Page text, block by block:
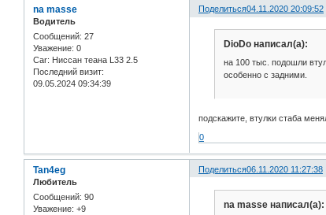
Поделиться04.11.2020 20:09:52
na masse
Водитель
Сообщений: 27
Уважение: 0
Car: Ниссан теана L33 2.5
Последний визит:
09.05.2024 09:34:39
DioDo написал(а):
на 100 тыс. подошли
особенно с задними.
подскажите, втулки стаба
0
Поделиться06.11.2020 11:27:38
Tan4eg
Любитель
Сообщений: 90
Уважение: +9
na masse написал(а):